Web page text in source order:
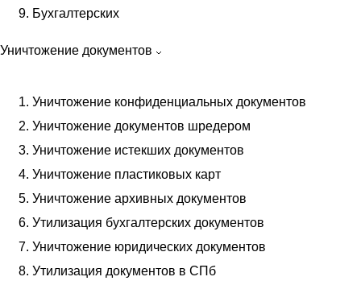
Бухгалтерских
Уничтожение документов
Уничтожение конфиденциальных документов
Уничтожение документов шредером
Уничтожение истекших документов
Уничтожение пластиковых карт
Уничтожение архивных документов
Утилизация бухгалтерских документов
Уничтожение юридических документов
Утилизация документов в СПб
Организация архива на предприятии
Брошюровка документов в Москве
Передача в архив при ликвидации
Услуги архивариуса
Научно-техническая обработка
Составление описи дел
Архивация кадровых документов
Архивация бухгалтерских документов
Передача документов в архив на хранение
Архивирование документов